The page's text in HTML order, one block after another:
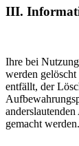
III.
Ihre bei
werden
entfällt, der
gemacht werden.